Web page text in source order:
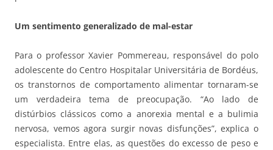
Um sentimento generalizado de mal-estar
Para o professor Xavier Pommereau, responsável do polo
adolescente do Centro Hospitalar Universitária de Bordéus,
os transtornos de comportamento alimentar tornaram-se
um verdadeira tema de preocupação. “Ao lado de
distúrbios clássicos como a anorexia mental e a bulimia
nervosa, vemos agora surgir novas disfunções”, explica o
especialista. Entre elas, as questões do excesso de peso e